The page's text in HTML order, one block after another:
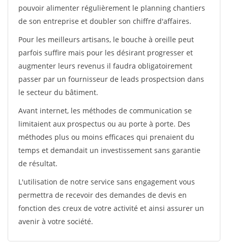
pouvoir alimenter régulièrement le planning chantiers
de son entreprise et doubler son chiffre d'affaires.
Pour les meilleurs artisans, le bouche à oreille peut
parfois suffire mais pour les désirant progresser et
augmenter leurs revenus il faudra obligatoirement
passer par un fournisseur de leads prospectsion dans
le secteur du bâtiment.
Avant internet, les méthodes de communication se
limitaient aux prospectus ou au porte à porte. Des
méthodes plus ou moins efficaces qui prenaient du
temps et demandait un investissement sans garantie
de résultat.
L'utilisation de notre service sans engagement vous
permettra de recevoir des demandes de devis en
fonction des creux de votre activité et ainsi assurer un
avenir à votre société.